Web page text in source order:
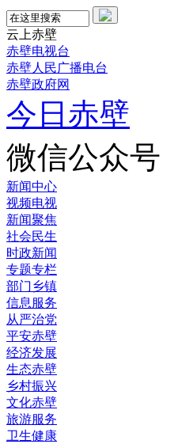
云上赤壁
赤壁电视台
赤壁人民广播电台
赤壁政府网
今日赤壁
微信公众号
新闻中心
视频电视
新闻聚焦
社会民生
时政新闻
专题专栏
部门乡镇
信息服务
从严治党
平安赤壁
经济发展
生态赤壁
乡村振兴
文化赤壁
旅游服务
卫生健康